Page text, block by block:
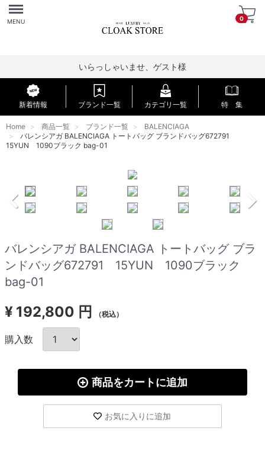
Menu
MENU 0
いらっしゃいませ、ゲスト様
新着情報 ブランド一覧 カテゴリ一覧 特 集
Home 商品一覧 ブランド一覧
BALENCIAGA
バレンシアガ BALENCIAGA トートバッグ ブランドバッグ672791
15YUN 1090ブラック bag-01
バレンシアガ BALENCIAGA トートバッグ ブラ
ンドバッグ672791 15YUN 1090ブラック
bag-01
¥ 192,800 円 （税込）
購入数
商品をカートに追加
お気に入りに追加